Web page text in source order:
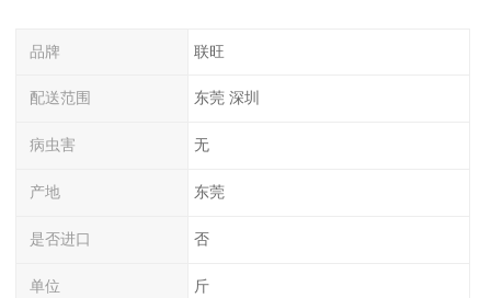
品牌 联旺
配送范围 东莞 深圳
病虫害 无
产地 东莞
是否进口 否
单位 斤